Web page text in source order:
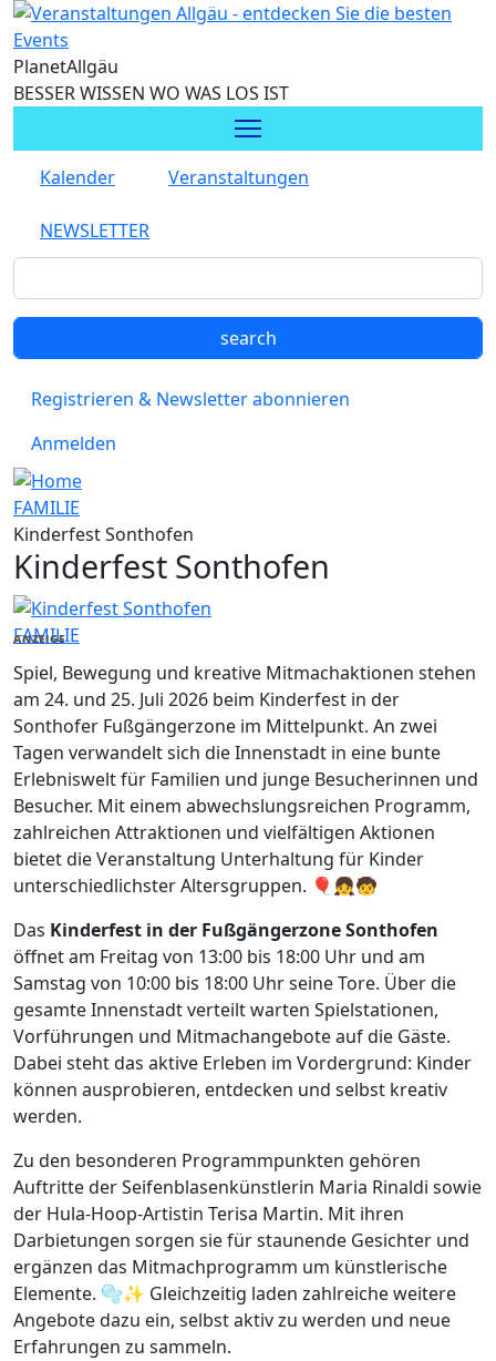
Direkt zum Inhalt
PlanetAllgäu
BESSER WISSEN WO WAS LOS IST
Kalender Veranstaltungen
NEWSLETTER
Registrieren & Newsletter abonnieren
Anmelden
FAMILIE
Kinderfest Sonthofen
Kinderfest Sonthofen
FAMILIE
ANZEIGE
Spiel, Bewegung und kreative Mitmachaktionen stehen
am 24. und 25. Juli 2026 beim Kinderfest in der
Sonthofer Fußgängerzone im Mittelpunkt. An zwei
Tagen verwandelt sich die Innenstadt in eine bunte
Erlebniswelt für Familien und junge Besucherinnen und
Besucher. Mit einem abwechslungsreichen Programm,
zahlreichen Attraktionen und vielfältigen Aktionen
bietet die Veranstaltung Unterhaltung für Kinder
unterschiedlichster Altersgruppen. 🎈👧🧒
Das Kinderfest in der Fußgängerzone Sonthofen
öffnet am Freitag von 13:00 bis 18:00 Uhr und am
Samstag von 10:00 bis 18:00 Uhr seine Tore. Über die
gesamte Innenstadt verteilt warten Spielstationen,
Vorführungen und Mitmachangebote auf die Gäste.
Dabei steht das aktive Erleben im Vordergrund: Kinder
können ausprobieren, entdecken und selbst kreativ
werden.
Zu den besonderen Programmpunkten gehören
Auftritte der Seifenblasenkünstlerin Maria Rinaldi sowie
der Hula-Hoop-Artistin Terisa Martin. Mit ihren
Darbietungen sorgen sie für staunende Gesichter und
ergänzen das Mitmachprogramm um künstlerische
Elemente. 🫧✨ Gleichzeitig laden zahlreiche weitere
Angebote dazu ein, selbst aktiv zu werden und neue
Erfahrungen zu sammeln.